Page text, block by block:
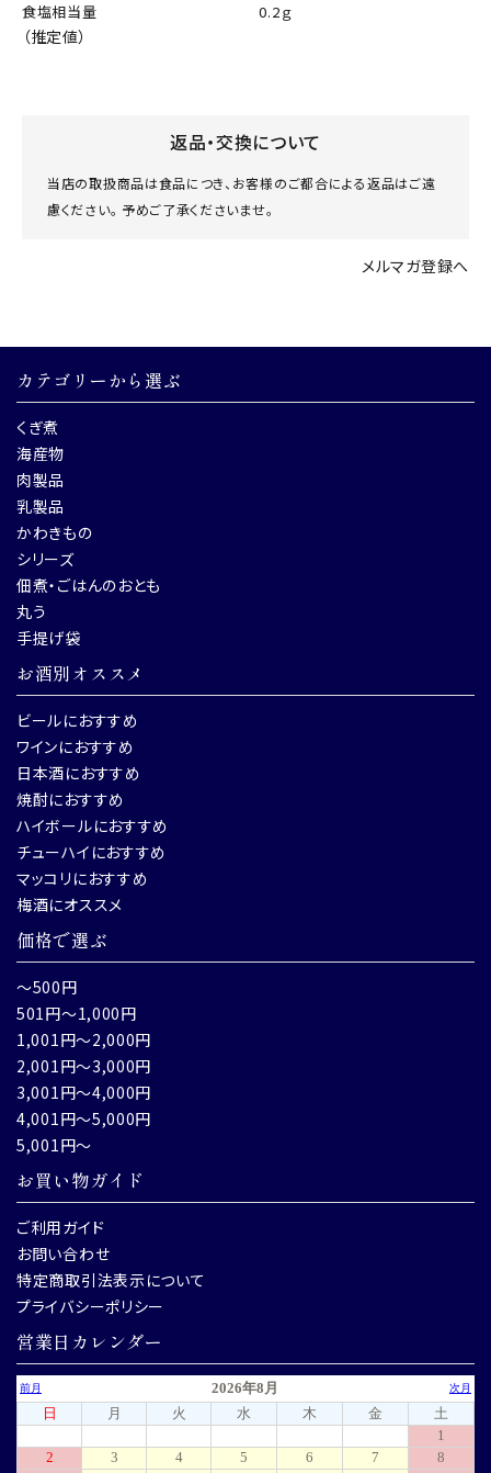
食塩相当量
0.2ｇ
（推定値）
返品・交換について
当店の取扱商品は食品につき、お客様のご都合による返品はご遠
慮ください。 予めご了承くださいませ。
メルマガ登録へ
カテゴリーから選ぶ
くぎ煮
海産物
肉製品
乳製品
かわきもの
シリーズ
佃煮・ごはんのおとも
丸う
手提げ袋
お酒別オススメ
ビールにおすすめ
ワインにおすすめ
日本酒におすすめ
焼酎におすすめ
ハイボールにおすすめ
チューハイにおすすめ
マッコリにおすすめ
梅酒にオススメ
価格で選ぶ
～500円
501円～1,000円
1,001円～2,000円
2,001円～3,000円
3,001円～4,000円
4,001円～5,000円
5,001円～
お買い物ガイド
ご利用ガイド
お問い合わせ
特定商取引法表示について
プライバシーポリシー
営業日カレンダー